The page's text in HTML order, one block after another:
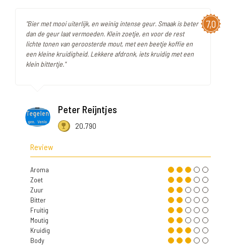
7,0
"Bier met mooi uiterlijk, en weinig intense geur. Smaak is beter
dan de geur laat vermoeden. Klein zoetje, en voor de rest
lichte tonen van geroosterde mout, met een beetje koffie en
een kleine kruidigheid. Lekkere afdronk, iets kruidig met een
klein bittertje."
Peter Reijntjes
20.790
Review
Aroma
Zoet
Zuur
Bitter
Fruitig
Moutig
Kruidig
Body